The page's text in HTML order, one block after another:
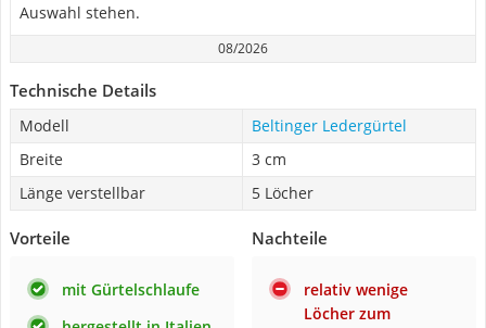
Auswahl stehen.
08/2026
Technische Details
Modell
Beltinger Ledergürtel
Breite
3 cm
Länge verstellbar
5 Löcher
Vorteile
mit Gürtelschlaufe
Nachteile
relativ wenige
Löcher zum